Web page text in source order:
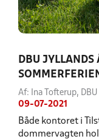
DBU JYLLANDS
Af: Ina Tofterup,
09-07-2021
Både kontoret i
dommervagten